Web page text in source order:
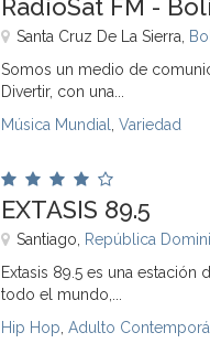
RadioSat FM -
Santa Cruz De La Sierra,
Somos un medio de
Divertir, con una...
Música Mundial
Variedad
EXTASIS 89.5
Santiago,
República
Extasis 89.5 es una
todo el mundo,...
Hip Hop Adulto